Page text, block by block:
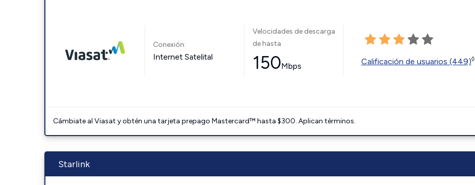
Conexión:
Internet Satelital
Velocidades de descarga
de hasta
150Mbps Calificación de usuarios (449)◊
Cámbiate al Viasat y obtén una tarjeta prepago Mastercard™ hasta $300. Aplican términos.
Starlink